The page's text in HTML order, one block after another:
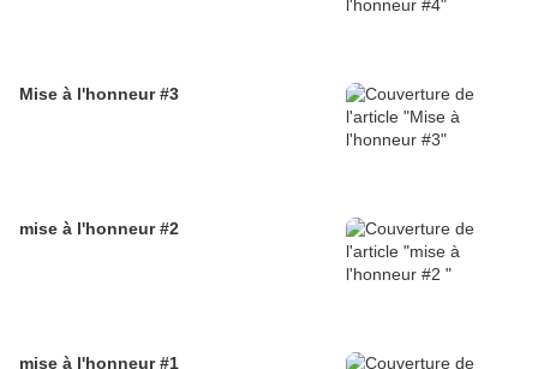
Mise à l'honneur #3
mise à l'honneur #2
mise à l'honneur #1